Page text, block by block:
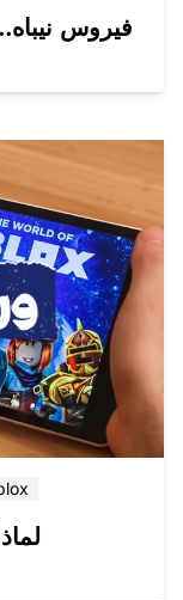
فيروس